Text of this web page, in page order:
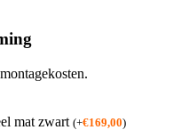
mat zwart (+€169,00)